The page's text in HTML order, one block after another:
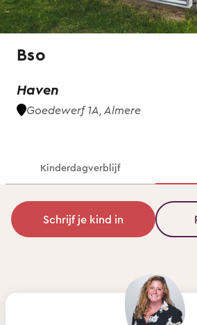
Bso
Haven
Goedewerf 1A, Almere
Kinderdagverblijf
Schrijf je kind in